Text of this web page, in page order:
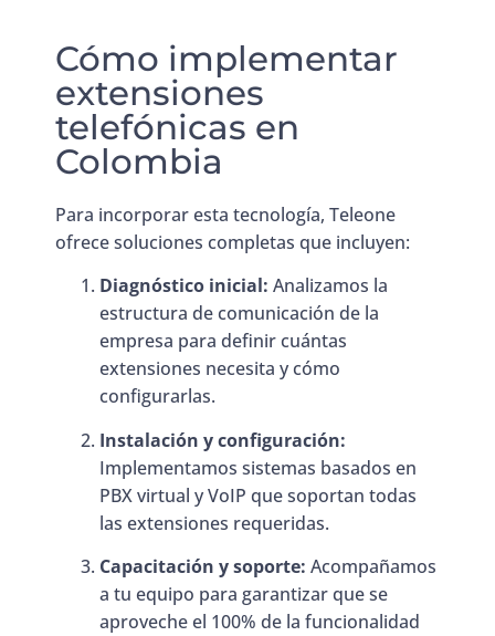
Cómo implementar
extensiones
telefónicas en
Colombia
Para incorporar esta tecnología, Teleone
ofrece soluciones completas que incluyen:
Diagnóstico inicial: Analizamos la
estructura de comunicación de la
empresa para definir cuántas
extensiones necesita y cómo
configurarlas.
Instalación y configuración:
Implementamos sistemas basados en
PBX virtual y VoIP que soportan todas
las extensiones requeridas.
Capacitación y soporte: Acompañamos
a tu equipo para garantizar que se
aproveche el 100% de la funcionalidad